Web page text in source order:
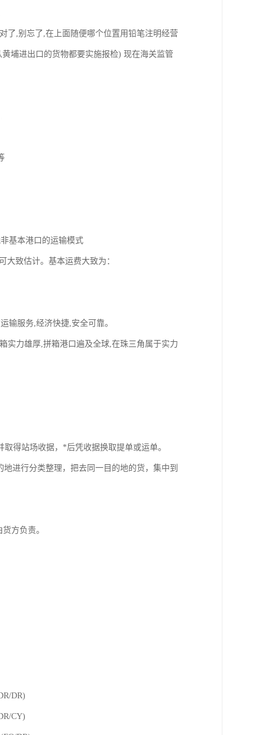
了,别忘了,在上面随便哪个位置用铅笔注明经营
埔进出口的货物都要实施报检) 现在海关监管
基本港口的运输模式
大致估计。基本运费大致为：
输服务,经济快捷,安全可靠。
实力雄厚,拼箱港口遍及全球,在珠三角属于实力
得站场收据，*后凭收据换取提单或运单。
进行分类整理，把去同一目的地的货，集中到
方负责。
DR)
CY)